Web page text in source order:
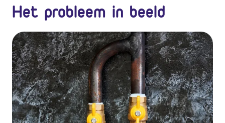
Het probleem in beeld